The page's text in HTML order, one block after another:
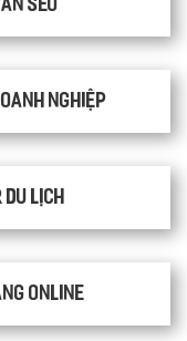
SEO
nghiệp
du lịch
Online